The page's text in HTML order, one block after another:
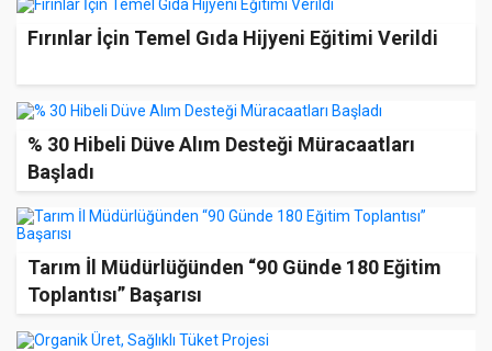
Fırınlar İçin Temel Gıda Hijyeni Eğitimi Verildi
% 30 Hibeli Düve Alım Desteği Müracaatları
Başladı
Tarım İl Müdürlüğünden “90 Günde 180 Eğitim
Toplantısı” Başarısı